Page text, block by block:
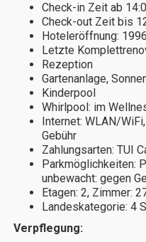
Check-in Zeit ab
Check-out Zeit bis
Hoteleröffnung: 1996
Letzte
Rezeption
Gartenanlage,
Kinderpool
Whirlpool: im
Internet: WLAN/
Gebühr
Zahlungsarten: TUI
Parkmöglichkeiten:
unbewacht: gegen
Etagen: 2, Zimmer:
Landeskategorie: 4
Verpflegung: